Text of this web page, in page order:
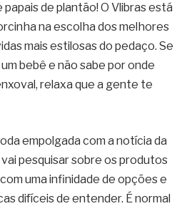
papais de plantão! O Vlibras está
na escolha dos melhores
mais estilosas do pedaço. Se
bebê e não sabe por onde
relaxa que a gente te
empolgada com a notícia da
pesquisar sobre os produtos
uma infinidade de opções e
difíceis de entender. É normal